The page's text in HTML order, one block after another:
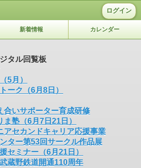
ログイン
新着情報 カレンダー
タル回覧板
5月）
ーク（6月8日）
合いサポーター育成研修
塾（6月7日21日）
アセカンドキャリア応援事業
ター第53回サークル作品展
セミナー（6月21日）
蔵野鉄道開通110周年